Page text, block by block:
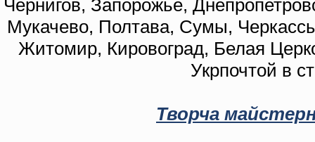
Чернигов, Запорожье,
Мукачево, Полтава, Сумы,
Житомир, Кировоград, Белая
Укрпочтой в
Творча